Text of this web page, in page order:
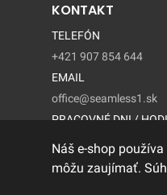
KONTAKT
TELEFÓN
+421 907 854 644
EMAIL
office@seamless1.sk
PRACOVNÉ DNI /
Náš e-shop
môžu zaujímať.